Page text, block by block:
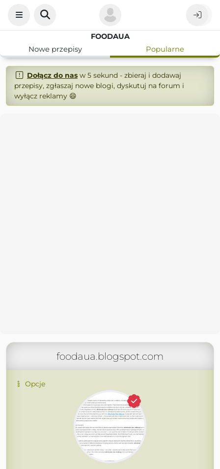
FOODAUA
Nowe przepisy
Popularne
Dołącz do nasw 5 sekund - zbieraj i dodawaj
przepisy, zgłaszaj nowe blogi, dyskutuj na forum i
wyłącz reklamy 😄
foodaua.blogspot.com
Opcje